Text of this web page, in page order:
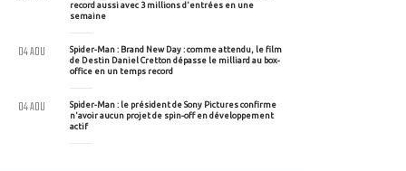
record aussi avec 3 millions d'entrées en une
semaine
Spider-Man : Brand New Day : comme attendu, le film
de Destin Daniel Cretton dépasse le milliard au box-
office en un temps record
04 AOU
Spider-Man : le président de Sony Pictures confirme
n'avoir aucun projet de spin-off en développement
actif
04 AOU